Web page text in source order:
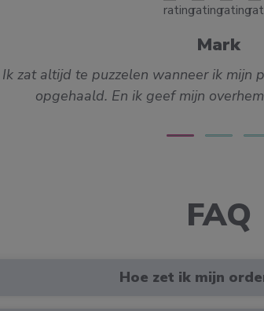
Mark
zat altijd te puzzelen wanneer ik mijn
opgehaald. En ik geef mijn
FAQ
Hoe zet ik mijn